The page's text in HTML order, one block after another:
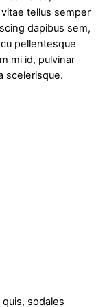
tellus semper
dapibus sem,
pellentesque
mi id, pulvinar
scelerisque.
sodales